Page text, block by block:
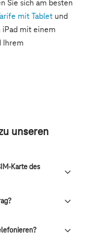
unseren
Karte des